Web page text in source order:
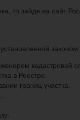
то зайдя на сайт
кадастровой
в Реестре.
границ участка.